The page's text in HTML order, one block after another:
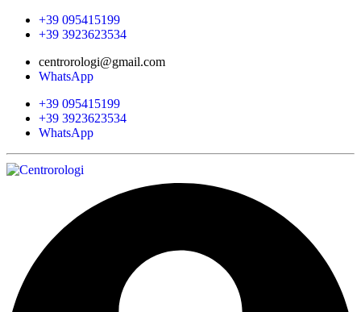
+39 095415199
+39 3923623534
centrorologi@gmail.com
WhatsApp
+39 095415199
+39 3923623534
WhatsApp